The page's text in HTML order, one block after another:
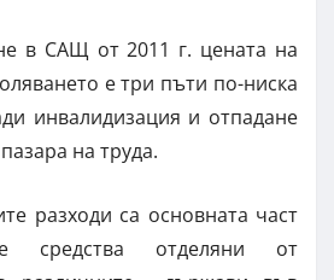
в САЩ от 2011 г. цената на
е три пъти по-ниска
инвалидизация и отпадане
на труда.
разходи са основната част
средства отделяни от